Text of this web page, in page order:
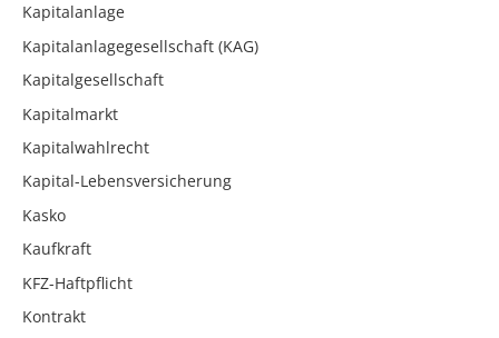
Kapitalanlage
Kapitalanlagegesellschaft (KAG)
Kapitalgesellschaft
Kapitalmarkt
Kapitalwahlrecht
Kapital-Lebensversicherung
Kasko
Kaufkraft
KFZ-Haftpflicht
Kontrakt